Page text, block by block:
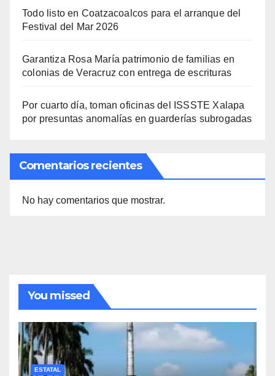
Todo listo en Coatzacoalcos para el arranque del
Festival del Mar 2026
Garantiza Rosa María patrimonio de familias en
colonias de Veracruz con entrega de escrituras
Por cuarto día, toman oficinas del ISSSTE Xalapa
por presuntas anomalías en guarderías subrogadas
Comentarios recientes
No hay comentarios que mostrar.
You missed
ESTATAL